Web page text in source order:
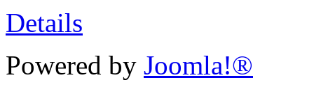
Details
Powered by Joomla!®